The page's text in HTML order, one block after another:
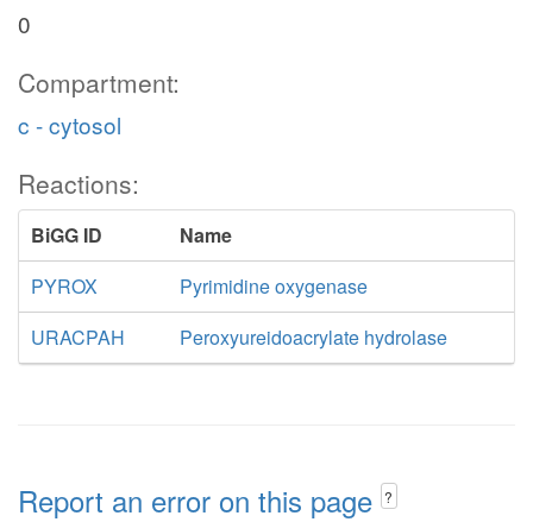
0
Compartment:
c - cytosol
Reactions:
BiGG ID
Name
PYROX
Pyrimidine oxygenase
URACPAH
Peroxyureidoacrylate hydrolase
Report an error on this page ?